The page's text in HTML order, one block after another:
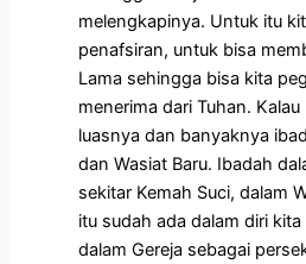
melengkapinya. Untuk itu
penafsiran, untuk bisa
Lama sehingga bisa kita
menerima dari Tuhan.
luasnya dan banyaknya
dan Wasiat Baru. Ibadah
sekitar Kemah Suci, dalam
itu sudah ada dalam diri
dalam Gereja sebagai